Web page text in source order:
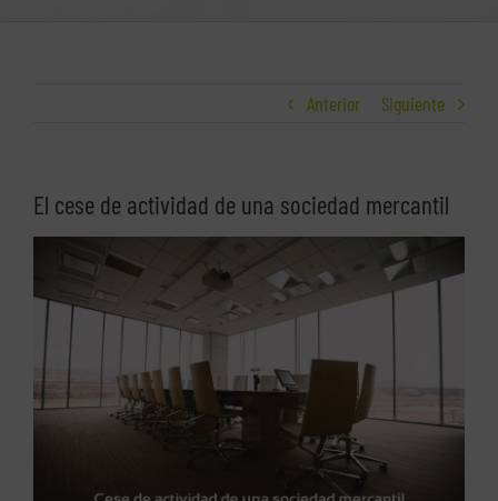
Anterior Siguiente
El cese de actividad de una sociedad mercantil
más
grande